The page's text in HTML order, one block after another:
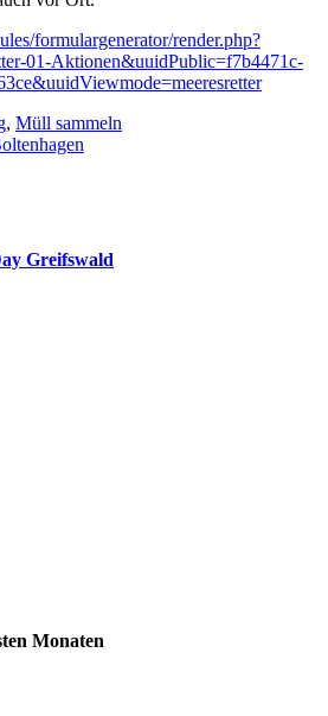
formulargenerator/render.php?
01-Aktionen&uuidPublic=f7b4471c-
, Müll sammeln
Greifswald
Monaten